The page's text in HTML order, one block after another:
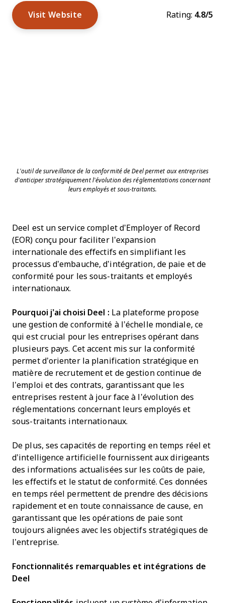
Visit Website Rating: 4.8/5
L’outil de surveillance de la conformité de Deel permet aux entreprises
d’anticiper stratégiquement l’évolution des réglementations concernant
leurs employés et sous-traitants.
Deel est un service complet d’Employer of Record
(EOR) conçu pour faciliter l’expansion
internationale des effectifs en simplifiant les
processus d’embauche, d’intégration, de paie et de
conformité pour les sous-traitants et employés
internationaux.
Pourquoi j’ai choisi Deel : La plateforme propose
une gestion de conformité à l’échelle mondiale, ce
qui est crucial pour les entreprises opérant dans
plusieurs pays. Cet accent mis sur la conformité
permet d’orienter la planification stratégique en
matière de recrutement et de gestion continue de
l’emploi et des contrats, garantissant que les
entreprises restent à jour face à l’évolution des
réglementations concernant leurs employés et
sous-traitants internationaux.
De plus, ses capacités de reporting en temps réel et
d’intelligence artificielle fournissent aux dirigeants
des informations actualisées sur les coûts de paie,
les effectifs et le statut de conformité. Ces données
en temps réel permettent de prendre des décisions
rapidement et en toute connaissance de cause, en
garantissant que les opérations de paie sont
toujours alignées avec les objectifs stratégiques de
l’entreprise.
Fonctionnalités remarquables et intégrations de
Deel